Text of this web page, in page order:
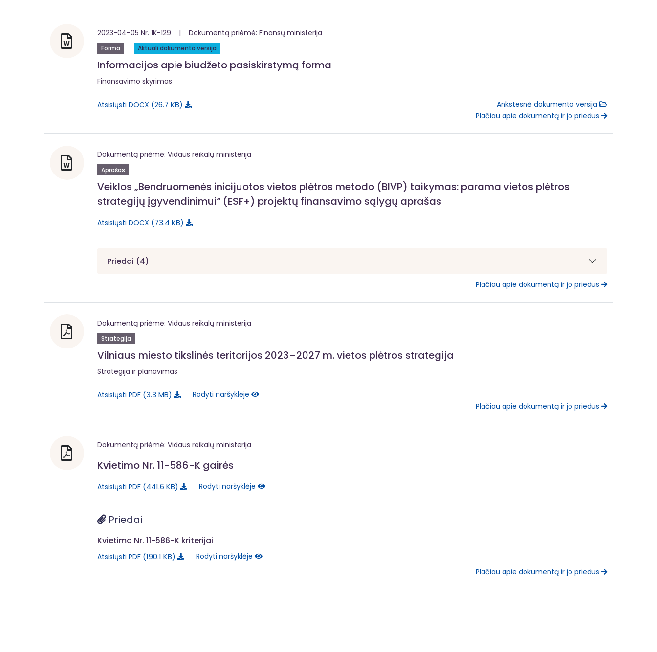
2023-04-05 Nr. 1K-129 | Dokumentą priėmė: Finansų ministerija
Forma Aktuali dokumento versija
Informacijos apie biudžeto pasiskirstymą forma
Finansavimo skyrimas
Atsisiųsti DOCX 26.7 KB
Ankstesnė dokumento versija
Plačiau apie dokumentą ir jo priedus
Dokumentą priėmė: Vidaus reikalų ministerija
Aprašas
Veiklos „Bendruomenės inicijuotos vietos plėtros metodo (BIVP) taikymas: parama vietos plėtros
strategijų įgyvendinimui“ (ESF+) projektų finansavimo sąlygų aprašas
Atsisiųsti DOCX 73.4 KB
Priedai (4)
Plačiau apie dokumentą ir jo priedus
Dokumentą priėmė: Vidaus reikalų ministerija
Strategija
Vilniaus miesto tikslinės teritorijos 2023–2027 m. vietos plėtros strategija
Strategija ir planavimas
Atsisiųsti PDF 3.3 MB
Rodyti naršyklėje
Plačiau apie dokumentą ir jo priedus
Dokumentą priėmė: Vidaus reikalų ministerija
Kvietimo Nr. 11-586-K gairės
Atsisiųsti PDF 441.6 KB Rodyti naršyklėje
Priedai
Kvietimo Nr. 11-586-K kriterijai
Atsisiųsti PDF 190.1 KB
Rodyti naršyklėje
Plačiau apie dokumentą ir jo priedus